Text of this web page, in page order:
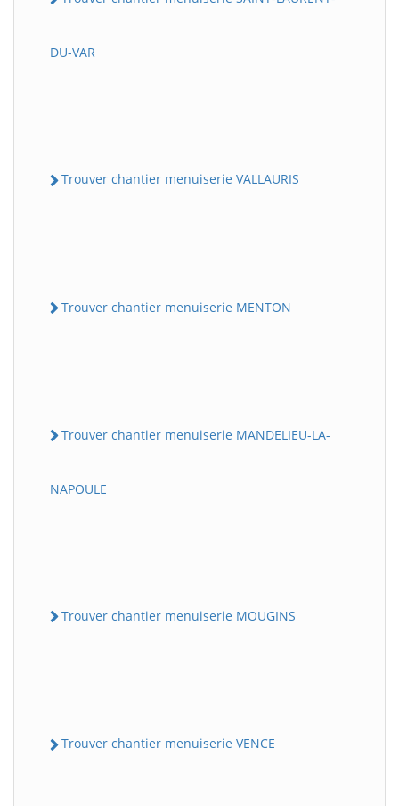
DU-VAR
Trouver chantier menuiserie VALLAURIS
Trouver chantier menuiserie MENTON
Trouver chantier menuiserie MANDELIEU-LA-
NAPOULE
Trouver chantier menuiserie MOUGINS
Trouver chantier menuiserie VENCE